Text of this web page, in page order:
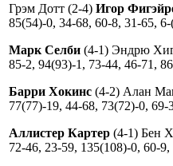
Грэм Дотт (2-4) Игор
85(54)-0, 34-68, 60-8, 31-65,
Марк Селби (4-1) Эндрю
85-2, 94(93)-1, 73-44, 46-71,
Барри Хокинс (4-2) Алан
77(77)-19, 44-68, 73(72)-0,
Аллистер Картер (4-1) Бен
72-46, 23-59, 135(108)-0, 60-